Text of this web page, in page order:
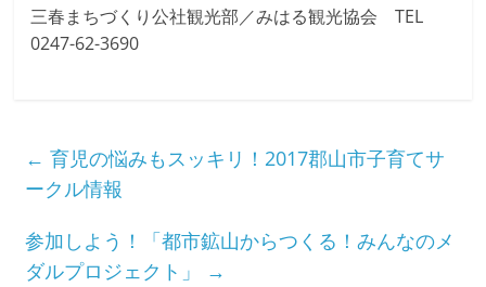
三春まちづくり公社観光部／みはる観光協会 TEL
0247-62-3690
← 育児の悩みもスッキリ！2017郡山市子育てサ
ークル情報
参加しよう！「都市鉱山からつくる！みんなのメ
ダルプロジェクト」
→